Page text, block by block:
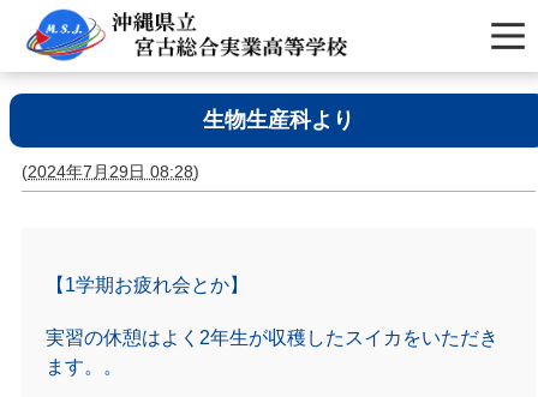
生物生産科より
(2024年7月29日 08:28)
【1学期お疲れ会とか】
実習の休憩はよく2年生が収穫したスイカをいただき
ます。。